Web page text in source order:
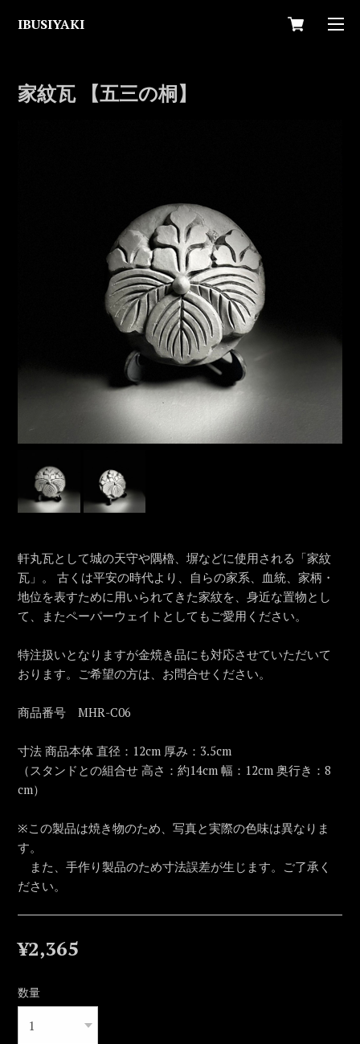
IBUSIYAKI
家紋瓦 【五三の桐】
軒丸瓦として城の天守や隅櫓、塀などに使用される「家紋
瓦」。 古くは平安の時代より、自らの家系、血統、家柄・
地位を表すために用いられてきた家紋を、身近な置物とし
て、またペーパーウェイトとしてもご愛用ください。
特注扱いとなりますが金焼き品にも対応させていただいて
おります。ご希望の方は、お問合せください。
商品番号 MHR-C06
寸法 商品本体 直径：12cm 厚み：3.5cm
（スタンドとの組合せ 高さ：約14cm 幅：12cm 奥行き：8
cm）
※この製品は焼き物のため、写真と実際の色味は異なりま
す。
また、手作り製品のため寸法誤差が生じます。ご了承く
ださい。
¥2,365
数量